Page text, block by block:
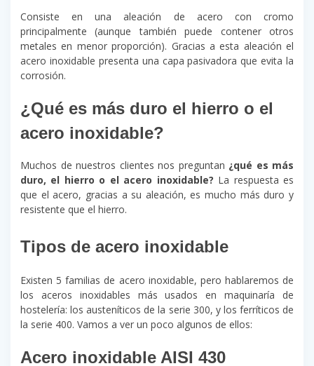
Consiste en una aleación de acero con cromo
principalmente (aunque también puede contener otros
metales en menor proporción). Gracias a esta aleación el
acero inoxidable presenta una capa pasivadora que evita la
corrosión.
¿Qué es más duro el hierro o el
acero inoxidable?
Muchos de nuestros clientes nos preguntan ¿qué es más
duro, el hierro o el acero inoxidable? La respuesta es
que el acero, gracias a su aleación, es mucho más duro y
resistente que el hierro.
Tipos de acero inoxidable
Existen 5 familias de acero inoxidable, pero hablaremos de
los aceros inoxidables más usados en maquinaría de
hostelería: los austeníticos de la serie 300, y los ferríticos de
la serie 400. Vamos a ver un poco algunos de ellos:
Acero inoxidable AISI 430